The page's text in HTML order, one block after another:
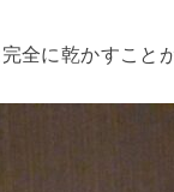
全に乾かすこと